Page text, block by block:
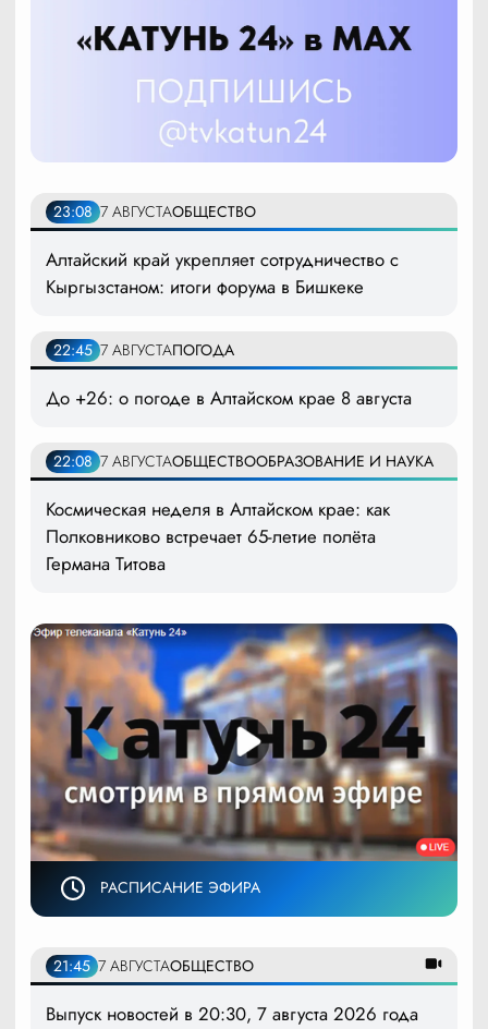
23:08 7 АВГУСТАОБЩЕСТВО
Алтайский край укрепляет сотрудничество с
Кыргызстаном: итоги форума в Бишкеке
22:45 7 АВГУСТАПОГОДА
До +26: о погоде в Алтайском крае 8 августа
22:08 7 АВГУСТАОБЩЕСТВООБРАЗОВАНИЕ И НАУКА
Космическая неделя в Алтайском крае: как
Полковниково встречает 65-летие полёта
Германа Титова
РАСПИСАНИЕ ЭФИРА
21:45 7 АВГУСТАОБЩЕСТВО
Выпуск новостей в 20:30, 7 августа 2026 года